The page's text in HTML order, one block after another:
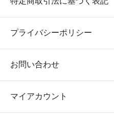
プライバシーポリシー
お問い合わせ
マイアカウント